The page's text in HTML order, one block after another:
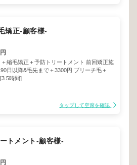
矯正-顧客様-
縮毛矯正＋予防トリートメント 前回矯正施
日以降&毛先まで＋3300円 ブリーチ毛＋
時間]
タップして空席を確認
トメント-顧客様-